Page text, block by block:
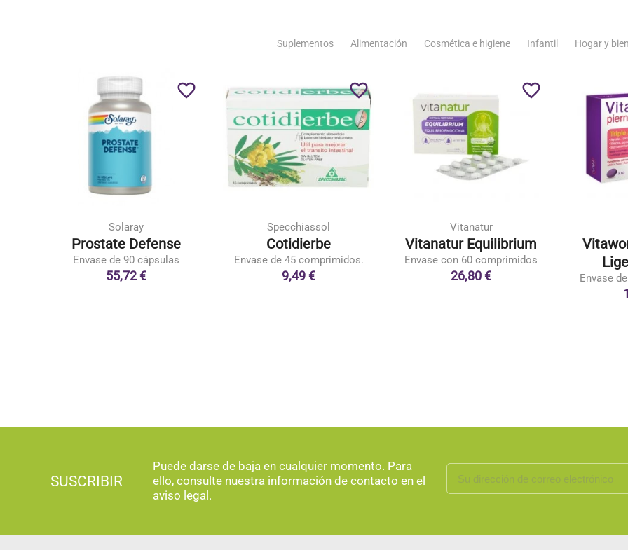
Suplementos Alimentación Cosmética e higiene Infantil Hogar y
Solaray
Prostate Defense
Envase de 90 cápsulas
55,72 €
favorite_border
Specchiassol
Cotidierbe
Envase de 45 comprimidos.
9,49 €
favorite_border
Vitanatur
Vitanatur Equilibrium
Envase con 60 comprimidos
26,80 €
favorite_border
Envase
SUSCRIBIR
Puede darse de baja en cualquier momento. Para
ello, consulte nuestra información de contacto en el
aviso legal.